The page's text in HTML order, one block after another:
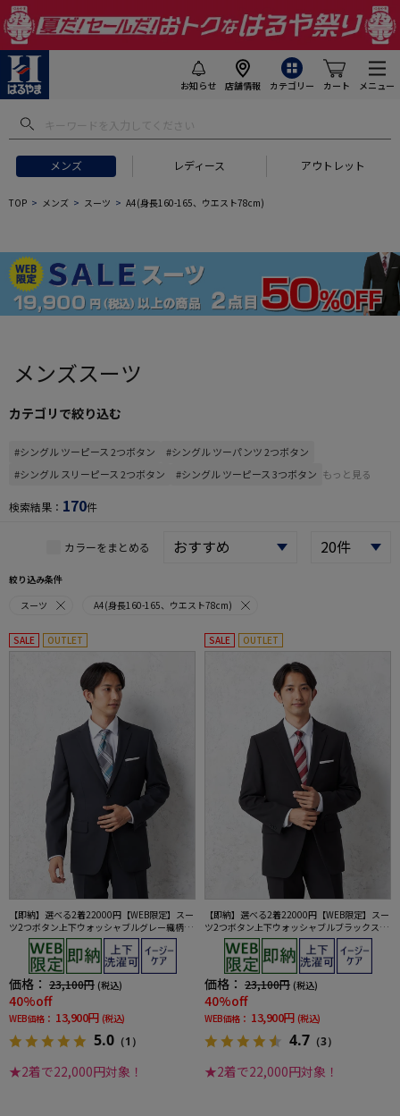
お知らせ 店舗情報 カテゴリー カート メニュー
メンズ レディース アウトレット
フトにおすすめ #セットアップ スーツ
TOP メンズ スーツ A4(身長160-165、ウエスト78cm)
メンズスーツ
カテゴリで絞り込む
#シングル ツーピース 2つボタン
#シングル ツーパンツ 2つボタン
#シングル スリーピース 2つボタン
#シングル ツーピース 3つボタン もっと見る
検索結果： 170件
カラーをまとめる
絞り込み条件
スーツ
A4(身長160-165、ウエスト78cm)
SALE OUTLET
【即納】選べる2着22000円【WEB限定】スー
ツ2つボタン上下ウォッシャブルグレー織柄無
地3シーズン対応
価格： 23,100円 (税込)
40%off
WEB価格： 13,900円 (税込)
5.0 （1）
★2着で22,000円対象！
SALE OUTLET
【即納】選べる2着22000円【WEB限定】スー
ツ2つボタン上下ウォッシャブルブラックスト
ライプ3シーズン対応
価格： 23,100円 (税込)
40%off
WEB価格： 13,900円 (税込)
4.7 （3）
★2着で22,000円対象！